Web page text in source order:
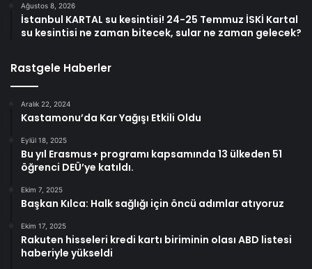
Ağustos 8, 2026
İstanbul KARTAL su kesintisi! 24-25 Temmuz İSKİ Kartal
su kesintisi ne zaman bitecek, sular ne zaman gelecek?
Rastgele Haberler
Aralık 22, 2024
Kastamonu’da Kar Yağışı Etkili Oldu
Eylül 18, 2025
Bu yıl Erasmus+ programı kapsamında 13 ülkeden 51
öğrenci DEÜ’ye katıldı.
Ekim 7, 2025
Başkan Kılca: Halk sağlığı için öncü adımlar atıyoruz
Ekim 17, 2025
Rakuten hisseleri kredi kartı biriminin olası ABD listesi
haberiyle yükseldi